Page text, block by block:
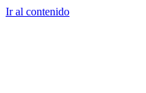
Ir al contenido